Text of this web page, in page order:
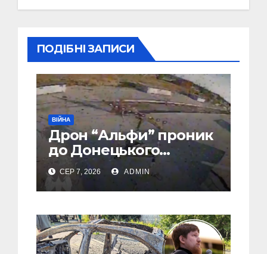
ПОДІБНІ ЗАПИСИ
ВІЙНА
Дрон “Альфи” проник
до Донецького
аеропорту та спалив
“Шахед” ще до запуску
СЕР 7, 2026 ADMIN